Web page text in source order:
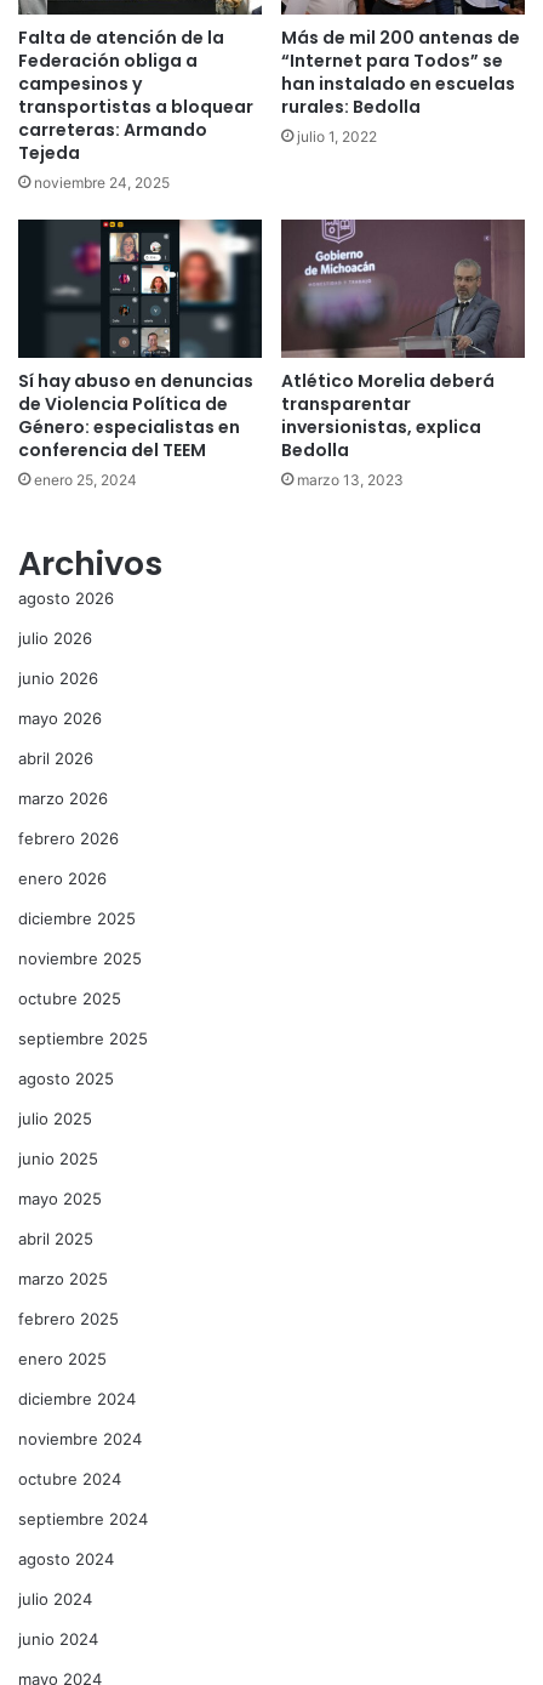
Falta de atención de la
Federación obliga a
campesinos y
transportistas a bloquear
carreteras: Armando
Tejeda
noviembre 24, 2025
Más de mil 200 antenas de
“Internet para Todos” se
han instalado en escuelas
rurales: Bedolla
julio 1, 2022
Sí hay abuso en denuncias
de Violencia Política de
Género: especialistas en
conferencia del TEEM
enero 25, 2024
Atlético Morelia deberá
transparentar
inversionistas, explica
Bedolla
marzo 13, 2023
Archivos
agosto 2026
julio 2026
junio 2026
mayo 2026
abril 2026
marzo 2026
febrero 2026
enero 2026
diciembre 2025
noviembre 2025
octubre 2025
septiembre 2025
agosto 2025
julio 2025
junio 2025
mayo 2025
abril 2025
marzo 2025
febrero 2025
enero 2025
diciembre 2024
noviembre 2024
octubre 2024
septiembre 2024
agosto 2024
julio 2024
junio 2024
mayo 2024